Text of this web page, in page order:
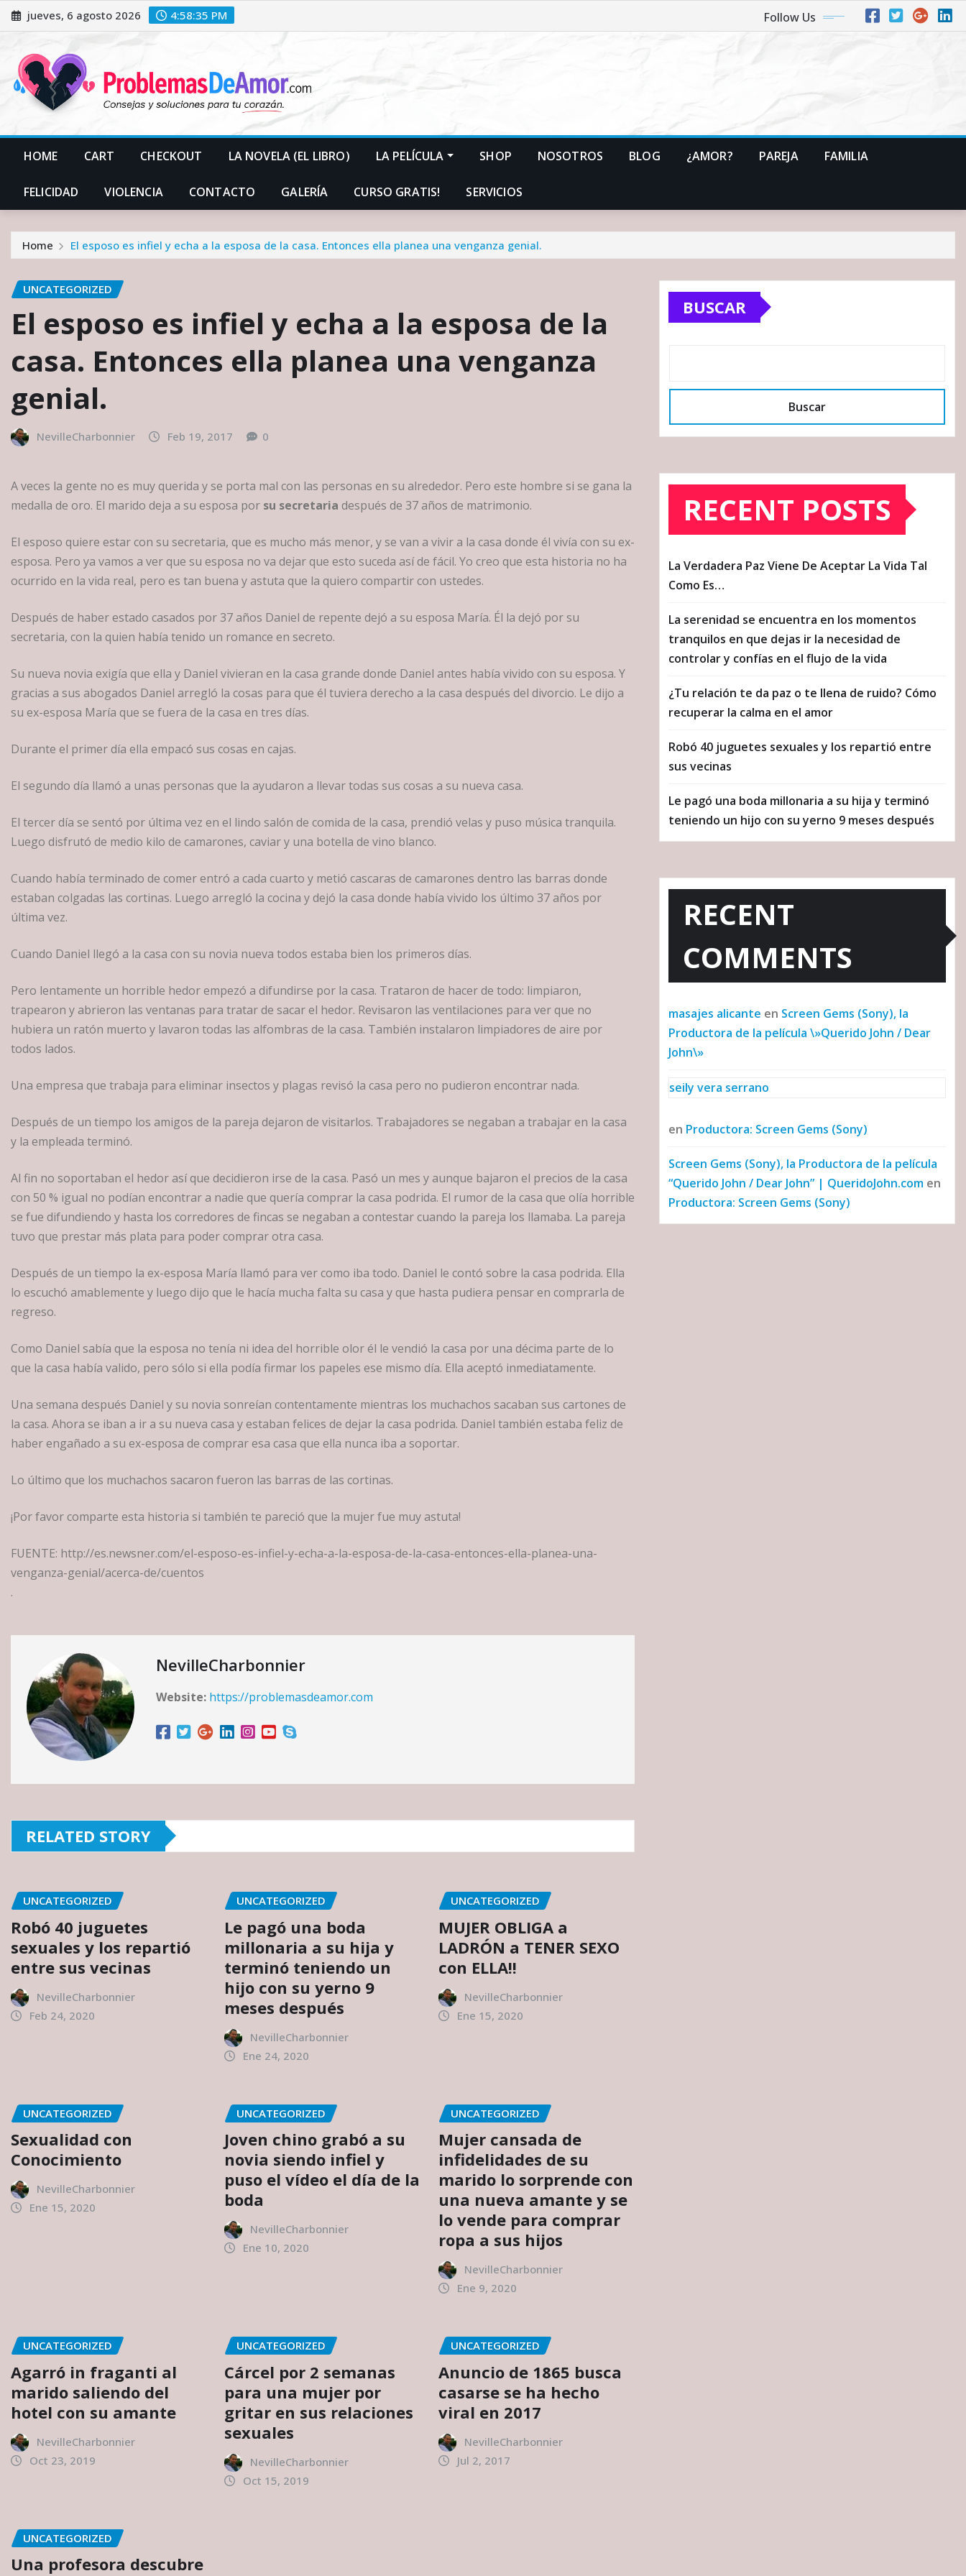
Skip
to
jueves, 6 agosto 2026 4:58:37 PM Follow Us
HOME CART CHECKOUT LA NOVELA (EL LIBRO) LA PELÍCULA SHOP NOSOTROS BLOG ¿AMOR? PAREJA FAMILIA
FELICIDAD VIOLENCIA CONTACTO GALERÍA CURSO GRATIS! SERVICIOS
Home El esposo es infiel y echa a la esposa de la casa. Entonces ella planea una venganza genial.
UNCATEGORIZED
El esposo es infiel y echa a la esposa de la
casa. Entonces ella planea una venganza
genial.
NevilleCharbonnier Feb 19, 2017 0
A veces la gente no es muy querida y se porta mal con las personas en su alrededor. Pero este hombre si se gana la
medalla de oro. El marido deja a su esposa por su secretaria después de 37 años de matrimonio.
El esposo quiere estar con su secretaria, que es mucho más menor, y se van a vivir a la casa donde él vivía con su ex-
esposa. Pero ya vamos a ver que su esposa no va dejar que esto suceda así de fácil. Yo creo que esta historia no ha
ocurrido en la vida real, pero es tan buena y astuta que la quiero compartir con ustedes.
Después de haber estado casados por 37 años Daniel de repente dejó a su esposa María. Él la dejó por su
secretaria, con la quien había tenido un romance en secreto.
Su nueva novia exigía que ella y Daniel vivieran en la casa grande donde Daniel antes había vivido con su esposa. Y
gracias a sus abogados Daniel arregló la cosas para que él tuviera derecho a la casa después del divorcio. Le dijo a
su ex-esposa María que se fuera de la casa en tres días.
Durante el primer día ella empacó sus cosas en cajas.
El segundo día llamó a unas personas que la ayudaron a llevar todas sus cosas a su nueva casa.
El tercer día se sentó por última vez en el lindo salón de comida de la casa, prendió velas y puso música tranquila.
Luego disfrutó de medio kilo de camarones, caviar y una botella de vino blanco.
Cuando había terminado de comer entró a cada cuarto y metió cascaras de camarones dentro las barras donde
estaban colgadas las cortinas. Luego arregló la cocina y dejó la casa donde había vivido los último 37 años por
última vez.
Cuando Daniel llegó a la casa con su novia nueva todos estaba bien los primeros días.
Pero lentamente un horrible hedor empezó a difundirse por la casa. Trataron de hacer de todo: limpiaron,
trapearon y abrieron las ventanas para tratar de sacar el hedor. Revisaron las ventilaciones para ver que no
hubiera un ratón muerto y lavaron todas las alfombras de la casa. También instalaron limpiadores de aire por
todos lados.
Una empresa que trabaja para eliminar insectos y plagas revisó la casa pero no pudieron encontrar nada.
Después de un tiempo los amigos de la pareja dejaron de visitarlos. Trabajadores se negaban a trabajar en la casa
y la empleada terminó.
Al fin no soportaban el hedor así que decidieron irse de la casa. Pasó un mes y aunque bajaron el precios de la casa
con 50 % igual no podían encontrar a nadie que quería comprar la casa podrida. El rumor de la casa que olía horrible
se fue difundiendo y hasta los corredores de fincas se negaban a contestar cuando la pareja los llamaba. La pareja
tuvo que prestar más plata para poder comprar otra casa.
Después de un tiempo la ex-esposa María llamó para ver como iba todo. Daniel le contó sobre la casa podrida. Ella
lo escuchó amablemente y luego dijo que le hacía mucha falta su casa y que hasta pudiera pensar en comprarla de
regreso.
Como Daniel sabía que la esposa no tenía ni idea del horrible olor él le vendió la casa por una décima parte de lo
que la casa había valido, pero sólo si ella podía firmar los papeles ese mismo día. Ella aceptó inmediatamente.
Una semana después Daniel y su novia sonreían contentamente mientras los muchachos sacaban sus cartones de
la casa. Ahora se iban a ir a su nueva casa y estaban felices de dejar la casa podrida. Daniel también estaba feliz de
haber engañado a su ex-esposa de comprar esa casa que ella nunca iba a soportar.
Lo último que los muchachos sacaron fueron las barras de las cortinas.
¡Por favor comparte esta historia si también te pareció que la mujer fue muy astuta!
FUENTE: http://es.newsner.com/el-esposo-es-infiel-y-echa-a-la-esposa-de-la-casa-entonces-ella-planea-una-
venganza-genial/acerca-de/cuentos
.
NevilleCharbonnier
Website: https://problemasdeamor.com
RELATED STORY
UNCATEGORIZED
Robó 40 juguetes
sexuales y los repartió
entre sus vecinas
NevilleCharbonnier
Feb 24, 2020
UNCATEGORIZED
Le pagó una boda
millonaria a su hija y
terminó teniendo un
hijo con su yerno 9
meses después
NevilleCharbonnier
Ene 24, 2020
UNCATEGORIZED
MUJER OBLIGA a
LADRÓN a TENER SEXO
con ELLA!!
NevilleCharbonnier
Ene 15, 2020
UNCATEGORIZED
Sexualidad con
Conocimiento
NevilleCharbonnier
Ene 15, 2020
UNCATEGORIZED
Joven chino grabó a su
novia siendo infiel y
puso el vídeo el día de la
boda
NevilleCharbonnier
Ene 10, 2020
UNCATEGORIZED
Mujer cansada de
infidelidades de su
marido lo sorprende con
una nueva amante y se
lo vende para comprar
ropa a sus hijos
NevilleCharbonnier
Ene 9, 2020
UNCATEGORIZED
Agarró in fraganti al
marido saliendo del
hotel con su amante
NevilleCharbonnier
Oct 23, 2019
UNCATEGORIZED
Cárcel por 2 semanas
para una mujer por
gritar en sus relaciones
sexuales
NevilleCharbonnier
Oct 15, 2019
UNCATEGORIZED
Anuncio de 1865 busca
casarse se ha hecho
viral en 2017
NevilleCharbonnier
Jul 2, 2017
UNCATEGORIZED
Una profesora descubre
BUSCAR
Buscar
RECENT POSTS
La Verdadera Paz Viene De Aceptar La Vida Tal
Como Es…
La serenidad se encuentra en los momentos
tranquilos en que dejas ir la necesidad de
controlar y confías en el flujo de la vida
¿Tu relación te da paz o te llena de ruido? Cómo
recuperar la calma en el amor
Robó 40 juguetes sexuales y los repartió entre
sus vecinas
Le pagó una boda millonaria a su hija y terminó
teniendo un hijo con su yerno 9 meses después
RECENT
COMMENTS
masajes alicante en Screen Gems (Sony), la
Productora de la película \»Querido John / Dear
John\»
seily vera serrano
en Productora: Screen Gems (Sony)
Screen Gems (Sony), la Productora de la película
“Querido John / Dear John” | QueridoJohn.com en
Productora: Screen Gems (Sony)